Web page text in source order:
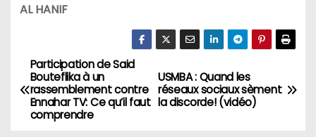
AL HANIF
N
a
USMBA : Quand les
réseaux sociaux sèment
la discorde! (vidéo)
Participation de Said
Bouteflika à un
rassemblement contre
Ennahar TV: Ce qu’il faut
comprendre